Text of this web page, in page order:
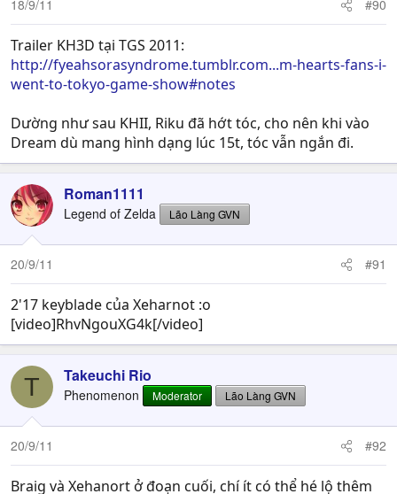
18/9/11 #90
Trailer KH3D tại TGS 2011:
http://fyeahsorasyndrome.tumblr.com...m-hearts-fans-i-
went-to-tokyo-game-show#notes
Dường như sau KHII, Riku đã hớt tóc, cho nên khi vào
Dream dù mang hình dạng lúc 15t, tóc vẫn ngắn đi.
Roman1111
Legend of Zelda Lão Làng GVN
20/9/11 #91
2'17 keyblade của Xeharnot :o
[video]RhvNgouXG4k[/video]
T Takeuchi Rio
Phenomenon Moderator Lão Làng GVN
20/9/11 #92
Braig và Xehanort ở đoạn cuối, chí ít có thể hé lộ thêm